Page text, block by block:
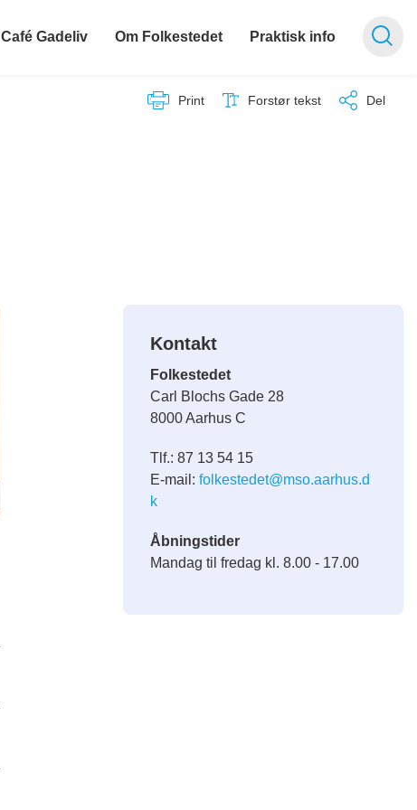
Café Gadeliv Om Folkestedet Praktisk info
Print Forstør tekst Del
Kontakt
Folkestedet
Carl Blochs Gade 28
8000 Aarhus C
Tlf.: 87 13 54 15
E-mail:folkestedet@mso.aarhus.d
k
Åbningstider
Mandag til fredag kl. 8.00 - 17.00